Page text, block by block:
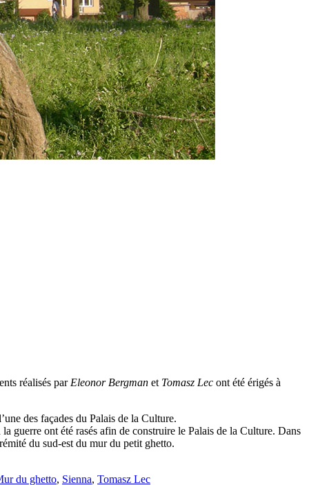
réalisés par Eleonor Bergman et Tomasz Lec ont été érigés à
des façades du Palais de la Culture.
guerre ont été rasés afin de construire le Palais de la Culture. Dans
du sud-est du mur du petit ghetto.
du ghetto, Sienna, Tomasz Lec